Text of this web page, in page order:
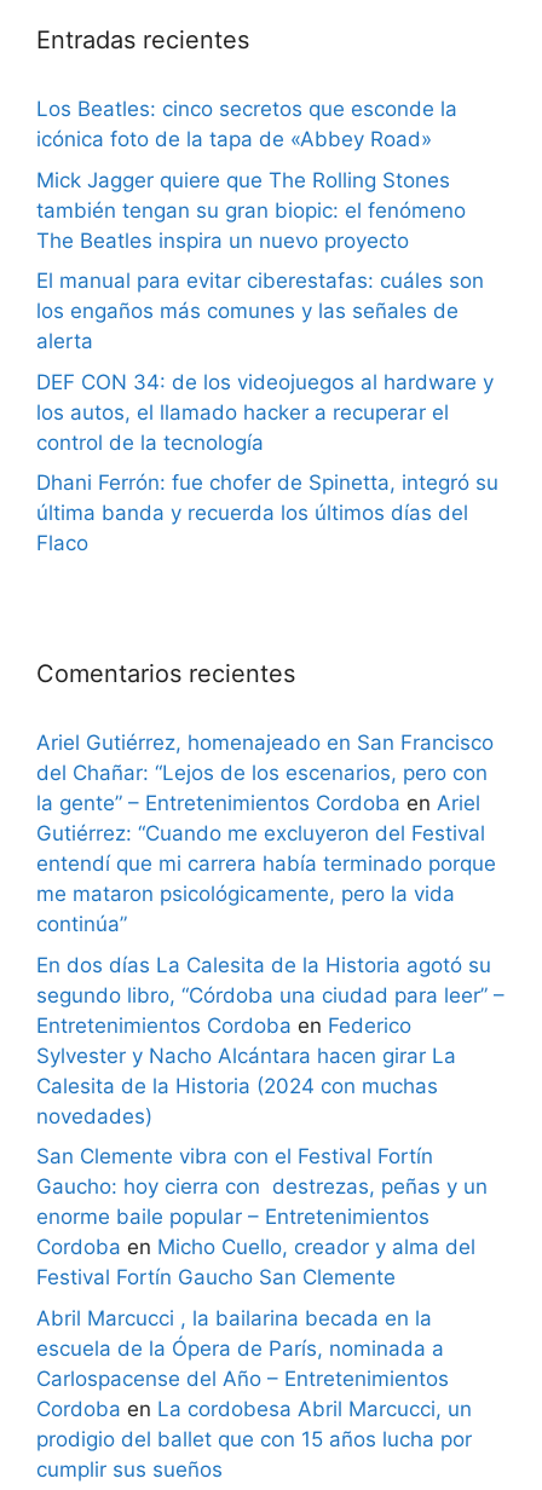
Entradas recientes
Los Beatles: cinco secretos que esconde la
icónica foto de la tapa de «Abbey Road»
Mick Jagger quiere que The Rolling Stones
también tengan su gran biopic: el fenómeno
The Beatles inspira un nuevo proyecto
El manual para evitar ciberestafas: cuáles son
los engaños más comunes y las señales de
alerta
DEF CON 34: de los videojuegos al hardware y
los autos, el llamado hacker a recuperar el
control de la tecnología
Dhani Ferrón: fue chofer de Spinetta, integró su
última banda y recuerda los últimos días del
Flaco
Comentarios recientes
Ariel Gutiérrez, homenajeado en San Francisco
del Chañar: “Lejos de los escenarios, pero con
la gente” – Entretenimientos Cordoba en Ariel
Gutiérrez: “Cuando me excluyeron del Festival
entendí que mi carrera había terminado porque
me mataron psicológicamente, pero la vida
continúa”
En dos días La Calesita de la Historia agotó su
segundo libro, “Córdoba una ciudad para leer” –
Entretenimientos Cordoba en Federico
Sylvester y Nacho Alcántara hacen girar La
Calesita de la Historia (2024 con muchas
novedades)
San Clemente vibra con el Festival Fortín
Gaucho: hoy cierra con destrezas, peñas y un
enorme baile popular – Entretenimientos
Cordoba en Micho Cuello, creador y alma del
Festival Fortín Gaucho San Clemente
Abril Marcucci , la bailarina becada en la
escuela de la Ópera de París, nominada a
Carlospacense del Año – Entretenimientos
Cordoba en La cordobesa Abril Marcucci, un
prodigio del ballet que con 15 años lucha por
cumplir sus sueños